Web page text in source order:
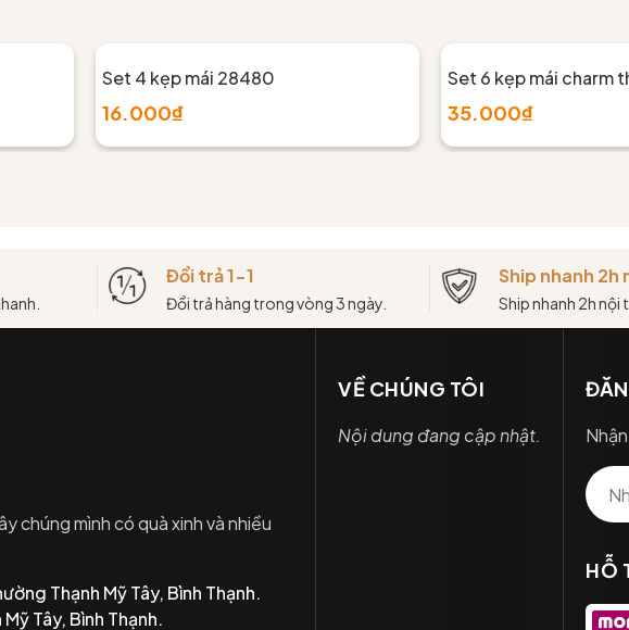
Set 4 kẹp mái 28480
16.000₫
Set 6 kẹp mái charm
35.000₫
Đổi trả 1-1
Đổi trả hàng trong vòng 3 ngày.
Ship nhanh 2h
Ship nhanh 2h nội
chúng mình có quà xinh và nhiều
Thạnh Mỹ Tây, Bình Thạnh.
Tây, Bình Thạnh.
VỀ CHÚNG TÔI
Nội dung đang cập nhật.
HỖ